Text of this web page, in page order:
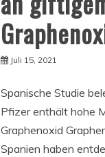
Juli 15, 2021
Spanische Studie
Pfizer enthält hohe
Graphenoxid
Spanien haben